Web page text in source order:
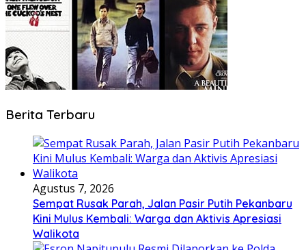
Berita Terbaru
Agustus 7, 2026
Sempat Rusak Parah, Jalan Pasir Putih Pekanbaru
Kini Mulus Kembali: Warga dan Aktivis Apresiasi
Walikota